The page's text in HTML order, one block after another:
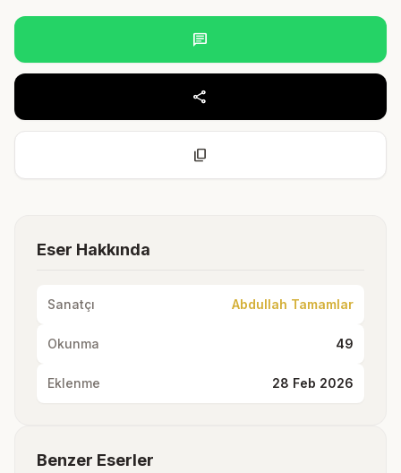
chat
share
content_copy
Eser Hakkında
Sanatçı Abdullah Tamamlar
Okunma 49
Eklenme 28 Feb 2026
Benzer Eserler